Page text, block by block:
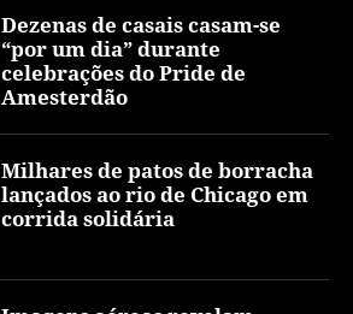
Dezenas de casais casam-se
“por um dia” durante
celebrações do Pride de
Amesterdão
Milhares de patos de borracha
lançados ao rio de Chicago em
corrida solidária